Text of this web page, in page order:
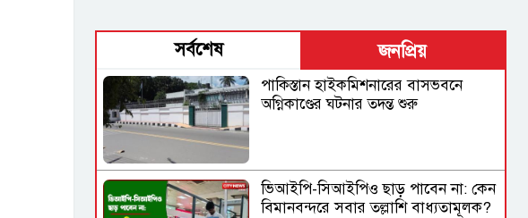
সর্বশেষ জনপ্রিয়
পাকিস্তান হাইকমিশনারের বাসভবনে
অগ্নিকাণ্ডের ঘটনার তদন্ত শুরু
ভিআইপি-সিআইপিও ছাড় পাবেন না: কেন
বিমানবন্দরে সবার তল্লাশি বাধ্যতামূলক?